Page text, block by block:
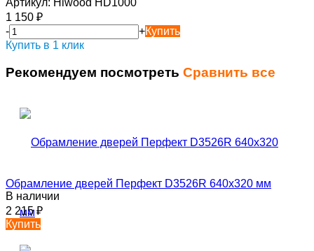
Артикул: Hiwood HD1000
1 150 ₽
-
+Купить
Купить в 1 клик
Рекомендуем посмотреть Сравнить все
Обрамление дверей Перфект D3526R 640х320 мм
В наличии
2 215₽
Купить